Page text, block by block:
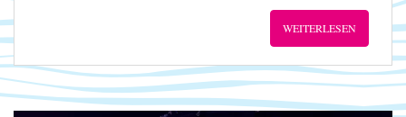
WEITERLESEN